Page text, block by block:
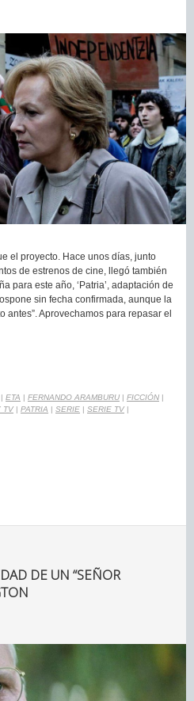
el proyecto. Hace unos días, junto
de estrenos de cine, llegó también
para este año, ‘Patria’, adaptación de
sin fecha confirmada, aunque la
antes”. Aprovechamos para repasar el
| ETA | FERNANDO ARAMBURU | FICCIÓN |
TV | PATRIA | SERIE | SERIE TV |
DE UN “SEÑOR